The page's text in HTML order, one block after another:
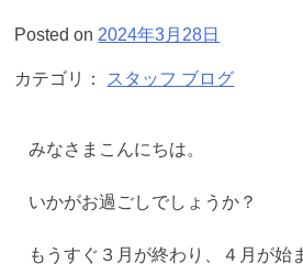
Posted on 2024年3月28日
カテゴリ： スタッフ ブログ
みなさまこんにちは。
いかがお過ごしでしょうか？
もうすぐ３月が終わり、４月が始